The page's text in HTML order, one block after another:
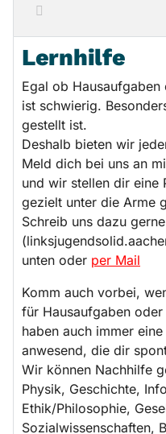
Lernhilfe
Egal ob
ist schwierig.
gestellt ist.
Deshalb bieten wir
Meld dich bei uns an
und wir stellen dir eine
gezielt unter die Arme
Schreib uns dazu
unten oder per Mail
Komm auch vorbei,
für Hausaufgaben
haben auch immer
anwesend, die dir
Wir können Nachhilfe
Physik, Geschichte,
Ethik/Philosophie,
Sozialwissenschaften,